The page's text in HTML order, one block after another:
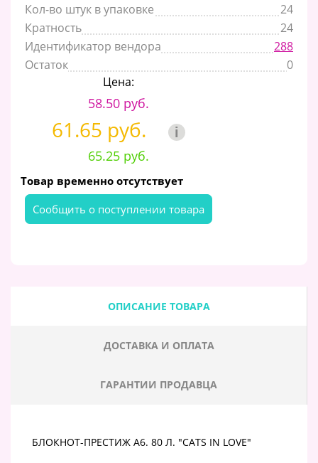
Кол-во штук в упаковке
24
Кратность
24
Идентификатор вендора
288
Остаток
0
Цена:
58.50 руб.
61.65 руб. i
65.25 руб.
Товар временно отсутствует
Cообщить о поступлении товара
ОПИСАНИЕ ТОВАРА
ДОСТАВКА И ОПЛАТА
ГАРАНТИИ ПРОДАВЦА
БЛОКНОТ-ПРЕСТИЖ А6. 80 Л. "CATS IN LOVE"